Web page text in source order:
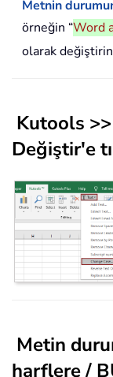
Metnin
örneğin “Word
olarak değiştirin
Kutools >>
Değiştir'e
Metin
harflere /